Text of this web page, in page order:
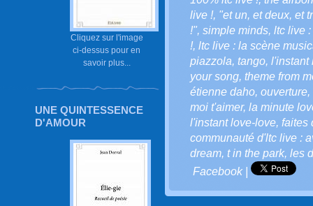
Cliquez sur l'image
ci-dessus pour en
savoir plus...
UNE QUINTESSENCE
D'AMOUR
live !, "et un, et deux, et
!", simple minds, ltc live
!, ltc live : la scène
piazzola, tango, l'instant
your song, theme from
étienne daho, ouverture,
moi t'aimer, la minute
l'instant love-love, faites
communauté d'ltc live :
dream, t in the park, les
Facebook|